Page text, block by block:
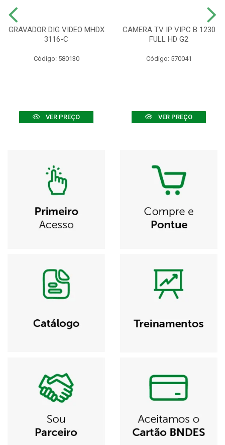
GRAVADOR DIG VIDEO MHDX
3116-C
Código: 580130
VER PREÇO
CAMERA TV IP VIPC B 1230
FULL HD G2
Código: 570041
VER PREÇO